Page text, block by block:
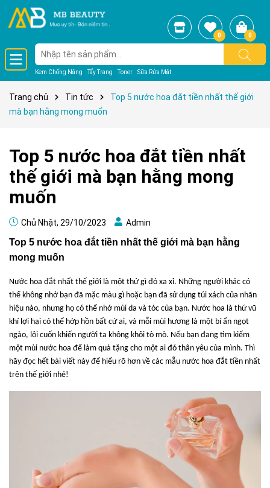
Kem Chống Nắng Tẩy Trang Toner Sữa Rửa Mặt
0 0
Trang chủ Tin tức
Top 5 nước hoa đắt tiền nhất thế giới
mà bạn hằng mong muốn
Top 5 nước hoa đắt tiền nhất
thế giới mà bạn hằng mong
muốn
Chủ Nhật, 29/10/2023 Admin
Top 5 nước hoa đắt tiền nhất thế giới mà bạn hằng
mong muốn
Nước hoa đắt nhất thế giới là một thứ gì đó xa xỉ. Những người khác có
thể không nhớ bạn đã mặc màu gì hoặc bạn đã sử dụng túi xách của nhãn
hiệu nào, nhưng họ có thể nhớ mùi da và tóc của bạn. Nước hoa là thứ vũ
khí lợi hại có thể hớp hồn bất cứ ai, và mỗi mùi hương là một bí ẩn ngọt
ngào, lôi cuốn khiến người ta không khỏi tò mò. Nếu bạn đang tìm kiếm
một mùi nước hoa để làm quà tặng cho một ai đó thân yêu của mình. Thì
hãy đọc hết bài viết này để hiểu rõ hơn về các mẫu nước hoa đắt tiền nhất
trên thế giới nhé!